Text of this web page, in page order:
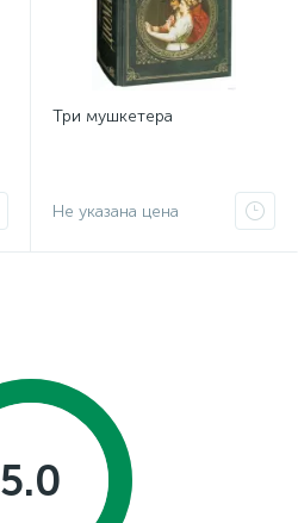
Три мушкетера
Не указана цена
5.0